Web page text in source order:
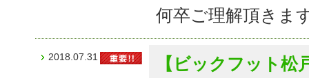
何卒ご理解頂きま
2018.07.31
【ビックフット